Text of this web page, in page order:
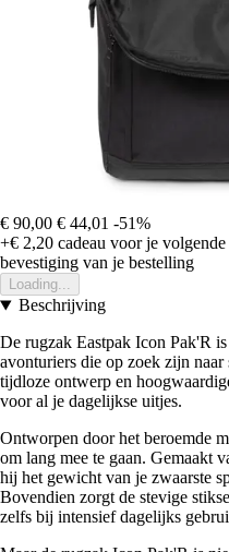
€ 90,00 € 44,01 -51%
+€ 2,20 cadeau voor je
bevestiging van je bestelling
Loading...
Beschrijving
De rugzak Eastpak Icon Pak'R
avonturiers die op zoek zijn
tijdloze ontwerp en
voor al je dagelijkse uitjes.
Ontworpen door het beroemde
om lang mee te gaan. Gemaakt
hij het gewicht van je zwaarste
Bovendien zorgt de stevige
zelfs bij intensief dagelijks